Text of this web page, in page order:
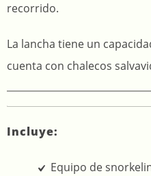
recorrido.
La lancha tiene un
cuenta con chalecos
Incluye:
Equipo de